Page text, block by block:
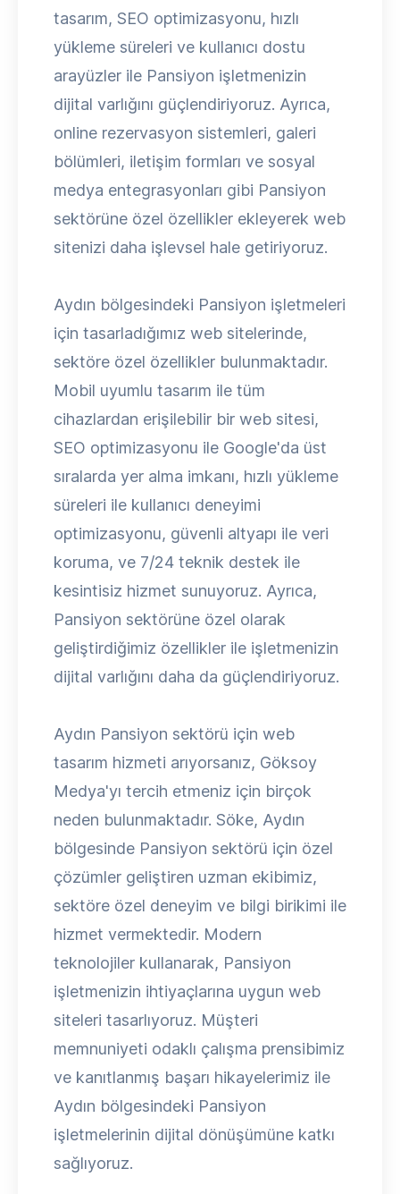
tasarım, SEO optimizasyonu, hızlı
yükleme süreleri ve kullanıcı dostu
arayüzler ile Pansiyon işletmenizin
dijital varlığını güçlendiriyoruz. Ayrıca,
online rezervasyon sistemleri, galeri
bölümleri, iletişim formları ve sosyal
medya entegrasyonları gibi Pansiyon
sektörüne özel özellikler ekleyerek web
sitenizi daha işlevsel hale getiriyoruz.
Aydın bölgesindeki Pansiyon işletmeleri
için tasarladığımız web sitelerinde,
sektöre özel özellikler bulunmaktadır.
Mobil uyumlu tasarım ile tüm
cihazlardan erişilebilir bir web sitesi,
SEO optimizasyonu ile Google'da üst
sıralarda yer alma imkanı, hızlı yükleme
süreleri ile kullanıcı deneyimi
optimizasyonu, güvenli altyapı ile veri
koruma, ve 7/24 teknik destek ile
kesintisiz hizmet sunuyoruz. Ayrıca,
Pansiyon sektörüne özel olarak
geliştirdiğimiz özellikler ile işletmenizin
dijital varlığını daha da güçlendiriyoruz.
Aydın Pansiyon sektörü için web
tasarım hizmeti arıyorsanız, Göksoy
Medya'yı tercih etmeniz için birçok
neden bulunmaktadır. Söke, Aydın
bölgesinde Pansiyon sektörü için özel
çözümler geliştiren uzman ekibimiz,
sektöre özel deneyim ve bilgi birikimi ile
hizmet vermektedir. Modern
teknolojiler kullanarak, Pansiyon
işletmenizin ihtiyaçlarına uygun web
siteleri tasarlıyoruz. Müşteri
memnuniyeti odaklı çalışma prensibimiz
ve kanıtlanmış başarı hikayelerimiz ile
Aydın bölgesindeki Pansiyon
işletmelerinin dijital dönüşümüne katkı
sağlıyoruz.